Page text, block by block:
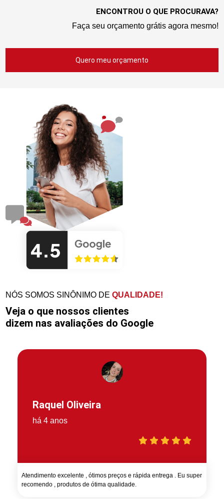
ENCONTROU O QUE PROCURAVA?
Faça seu orçamento grátis agora mesmo!
Quero meu orçamento
NÓS SOMOS SINÔNIMO DEQUALIDADE!
Veja o que nossos clientes
dizem nas avaliações do Google
Raquel Oliveira
há 4 anos
Atendimento excelente , ótimos preços e rápida entrega . Eu super
recomendo , produtos de ótima qualidade.